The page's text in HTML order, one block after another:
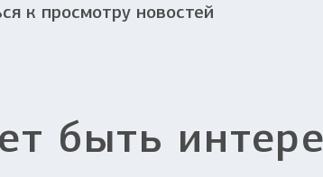
к просмотру новостей
быть